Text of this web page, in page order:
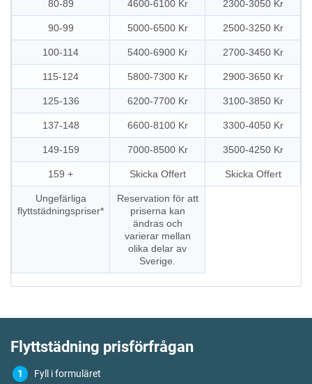
80-89 4600-6100 Kr 2300-3050 Kr
90-99 5000-6500 Kr 2500-3250 Kr
100-114 5400-6900 Kr 2700-3450 Kr
115-124 5800-7300 Kr 2900-3650 Kr
125-136 6200-7700 Kr 3100-3850 Kr
137-148 6600-8100 Kr 3300-4050 Kr
149-159 7000-8500 Kr 3500-4250 Kr
159 + Skicka Offert Skicka Offert
Ungefärliga
flyttstädningspriser*
Reservation för att
priserna kan
ändras och
varierar mellan
olika delar av
Sverige.
Flyttstädning prisförfrågan
Fyll i formuläret